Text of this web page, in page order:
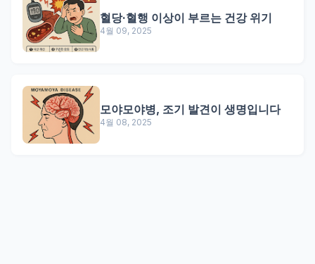
혈당·혈행 이상이 부르는 건강 위기
4월 09, 2025
모야모야병, 조기 발견이 생명입니다
4월 08, 2025